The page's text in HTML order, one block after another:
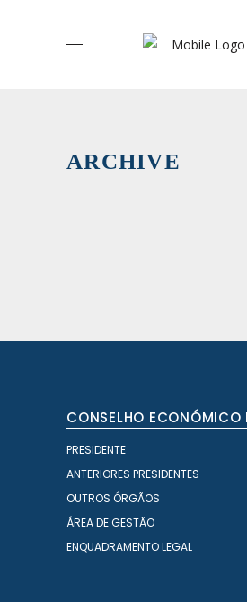
ARCHIVE
CONSELHO ECONÓMICO
PRESIDENTE
ANTERIORES PRESIDENTES
OUTROS ÓRGÃOS
ÁREA DE GESTÃO
ENQUADRAMENTO LEGAL